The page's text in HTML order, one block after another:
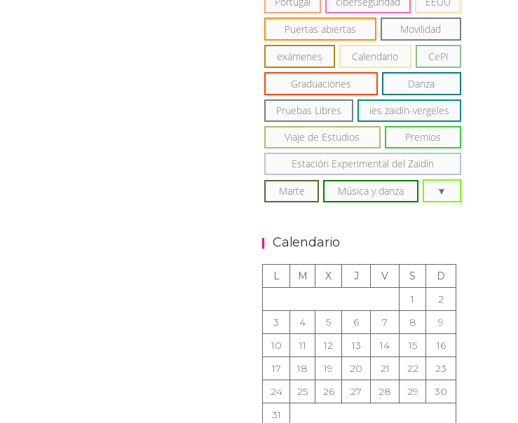
Puertas abiertas Movilidad
exámenes Calendario CePI
Graduaciones Danza
Pruebas Libres ies zaidín-vergeles
Viaje de Estudios Premios
Estación Experimental del Zaidín
Marte Música y danza
Calendario
L M X J V S
D
1
2
3
4 5 6 7 8
9
10
11 12 13 14 15
16
17
18 19 20 21 22
23
24
25 26 27 28 29
30
31